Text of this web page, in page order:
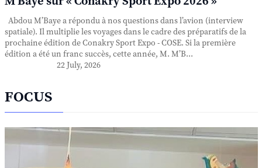
Abdou M’Baye a répondu à nos questions dans l’avion (interview
spatiale). Il multiplie les voyages dans le cadre des préparatifs de la
prochaine édition de Conakry Sport Expo - COSE. Si la première
édition a été un franc succès, cette année, M. M’B...
22 July, 2026
FOCUS